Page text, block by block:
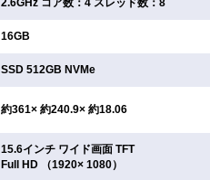
2.6GHz コア数：4 スレッド数：8
16GB
SSD 512GB NVMe
約361× 約240.9× 約18.06
15.6インチ ワイド画面 TFT
Full HD （1920× 1080）